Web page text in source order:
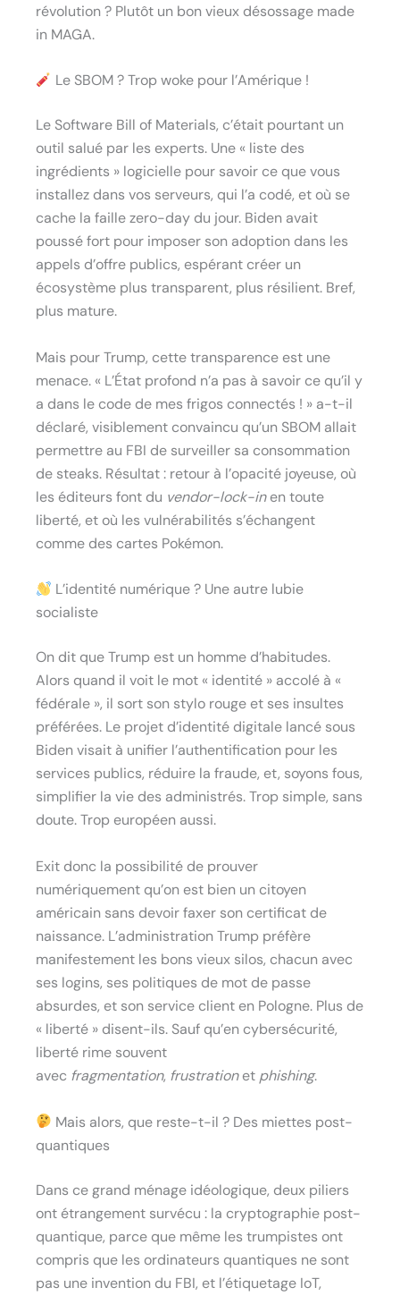
révolution ? Plutôt un bon vieux désossage made
in MAGA.
Le SBOM ? Trop woke pour l’Amérique !
Le Software Bill of Materials, c’était pourtant un
outil salué par les experts. Une « liste des
ingrédients » logicielle pour savoir ce que vous
installez dans vos serveurs, qui l’a codé, et où se
cache la faille zero-day du jour. Biden avait
poussé fort pour imposer son adoption dans les
appels d’offre publics, espérant créer un
écosystème plus transparent, plus résilient. Bref,
plus mature.
Mais pour Trump, cette transparence est une
menace. « L’État profond n’a pas à savoir ce qu’il y
a dans le code de mes frigos connectés ! » a-t-il
déclaré, visiblement convaincu qu’un SBOM allait
permettre au FBI de surveiller sa consommation
de steaks. Résultat : retour à l’opacité joyeuse, où
les éditeurs font du vendor-lock-inen toute
liberté, et où les vulnérabilités s’échangent
comme des cartes Pokémon.
L’identité numérique ? Une autre lubie
socialiste
On dit que Trump est un homme d’habitudes.
Alors quand il voit le mot « identité » accolé à «
fédérale », il sort son stylo rouge et ses insultes
préférées. Le projet d’identité digitale lancé sous
Biden visait à unifier l’authentification pour les
services publics, réduire la fraude, et, soyons fous,
simplifier la vie des administrés. Trop simple, sans
doute. Trop européen aussi.
Exit donc la possibilité de prouver
numériquement qu’on est bien un citoyen
américain sans devoir faxer son certificat de
naissance. L’administration Trump préfère
manifestement les bons vieux silos, chacun avec
ses logins, ses politiques de mot de passe
absurdes, et son service client en Pologne. Plus de
« liberté » disent-ils. Sauf qu’en cybersécurité,
liberté rime souvent
avec fragmentation, frustrationet phishing.
Mais alors, que reste-t-il ? Des miettes post-
quantiques
Dans ce grand ménage idéologique, deux piliers
ont étrangement survécu : la cryptographie post-
quantique, parce que même les trumpistes ont
compris que les ordinateurs quantiques ne sont
pas une invention du FBI, et l’étiquetage IoT,